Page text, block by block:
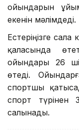
ойындарын
екенін мәлімдеді.
Естеріңізге
қаласында
ойындары 26
өтеді.
спортшы
спорт түрінен
салынады.